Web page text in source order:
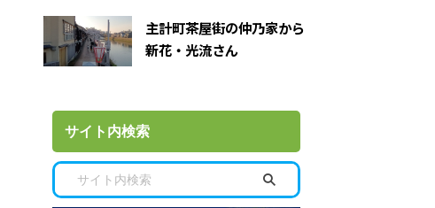
主計町茶屋街の仲乃家から
新花・光流さん
サイト内検索